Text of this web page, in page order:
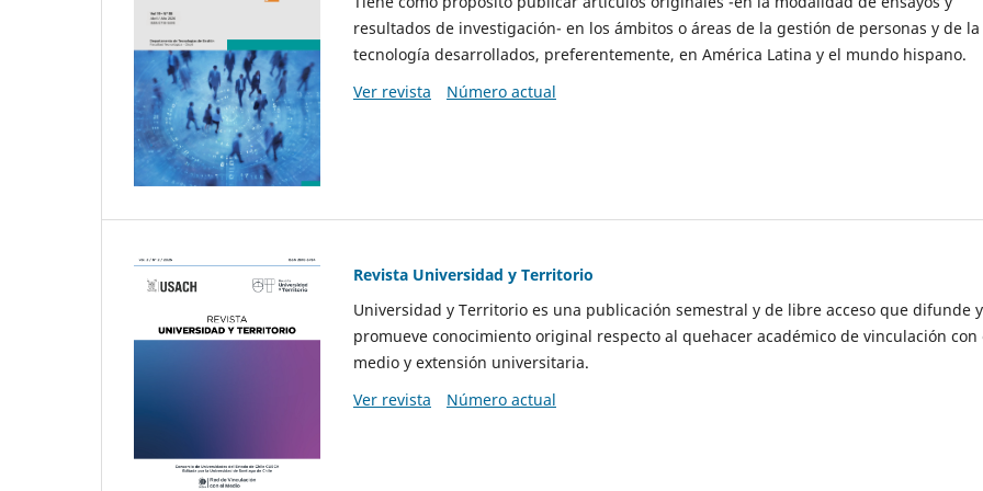
resultados de investigación- en los ámbitos o áreas de la gestión de personas y de la
tecnología desarrollados, preferentemente, en América Latina y el mundo hispano.
Ver revista
Número actual
Revista Universidad y Territorio
Universidad y Territorio es una publicación semestral y de libre acceso que difunde y
promueve conocimiento original respecto al quehacer académico de vinculación con
medio y extensión universitaria.
Ver revista
Número actual